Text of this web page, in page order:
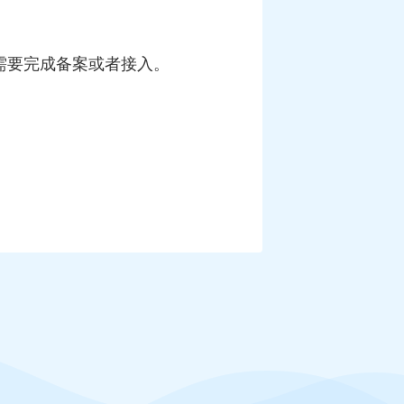
完成备案或者接入。